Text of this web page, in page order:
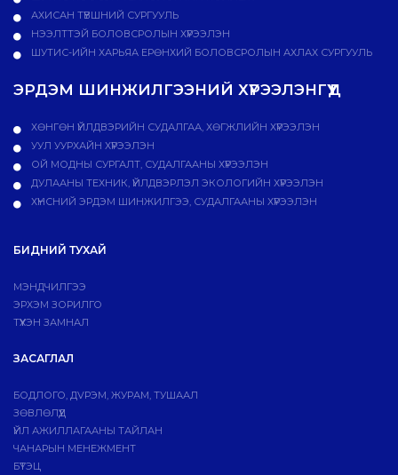
АХИСАН ТҮВШНИЙ СУРГУУЛЬ
НЭЭЛТТЭЙ БОЛОВСРОЛЫН ХҮРЭЭЛЭН
ШУТИС-ИЙН ХАРЬЯА ЕРӨНХИЙ БОЛОВСРОЛЫН АХЛАХ СУРГУУЛЬ
ЭРДЭМ ШИНЖИЛГЭЭНИЙ ХҮРЭЭЛЭНГҮҮД
ХӨНГӨН ҮЙЛДВЭРИЙН СУДАЛГАА, ХӨГЖЛИЙН ХҮРЭЭЛЭН
УУЛ УУРХАЙН ХҮРЭЭЛЭН
ОЙ МОДНЫ СУРГАЛТ, СУДАЛГААНЫ ХҮРЭЭЛЭН
ДУЛААНЫ ТЕХНИК, ҮЙЛДВЭРЛЭЛ ЭКОЛОГИЙН ХҮРЭЭЛЭН
ХҮНСНИЙ ЭРДЭМ ШИНЖИЛГЭЭ, СУДАЛГААНЫ ХҮРЭЭЛЭН
БИДНИЙ ТУХАЙ
МЭНДЧИЛГЭЭ
ЭРХЭМ ЗОРИЛГО
ТҮҮХЭН ЗАМНАЛ
ЗАСАГЛАЛ
БОДЛОГО, ДVРЭМ, ЖУРАМ, ТУШААЛ
ЗӨВЛӨЛҮҮД
ҮЙЛ АЖИЛЛАГААНЫ ТАЙЛАН
ЧАНАРЫН МЕНЕЖМЕНТ
БҮТЭЦ